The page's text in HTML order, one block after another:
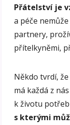
Přátelství je
a péče
partnery,
přítelkyněmi,
Někdo tvrdí,
má každá z
k životu
s kterými